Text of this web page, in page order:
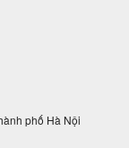
phố Hà Nội